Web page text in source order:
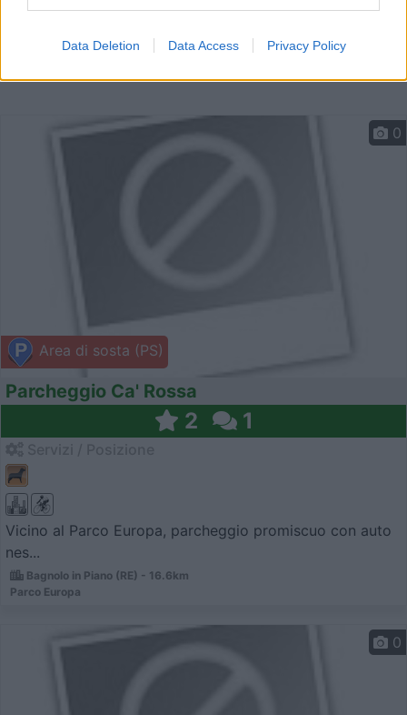
Data Deletion Data Access Privacy Policy
Area di sosta (PS)
0
Parcheggio Ca' Rossa
2 1
Vicino al Parco Europa, parcheggio promiscuo con auto
nes...
Bagnolo in Piano (RE) - 16.6km
Parco Europa
0